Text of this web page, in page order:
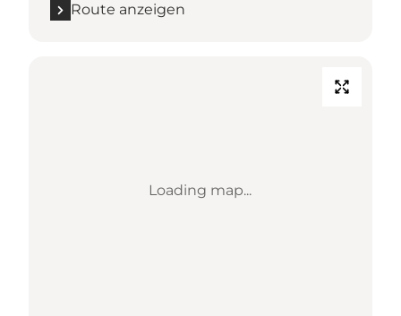
Route anzeigen
Loading map...